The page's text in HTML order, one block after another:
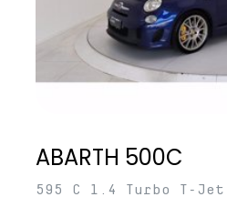
ABARTH 500C
595 C 1.4 Turbo T-Jet